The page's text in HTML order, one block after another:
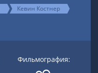
Кевин Костнер
Фильмография: